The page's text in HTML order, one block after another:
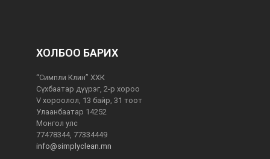
ХОЛБОО БАРИХ
“Симпли Клин” ХХК
Сүхбаатар дүүрэг, 2-р хороо
V хороолол, 13 байр, 31 тоот
Улаанбаатар 14252
Монгол улс
77478344, 77334449
info@simplyclean.mn